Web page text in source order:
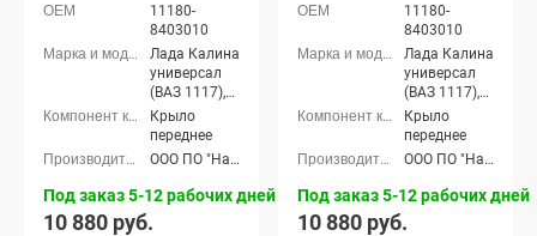
11180-
8403010
Лада Калина
универсал
(ВАЗ 1117),
Лада Калина
седан (ВАЗ
Калина
хэтчбек (ВАЗ
1119)
Крыло
переднее
ООО ПО "Начало"
Под заказ 5-12 рабочих дней
10 880 руб.
11180-
8403010
Лада Калина
универсал
(ВАЗ 1117),
Лада Калина
седан (ВАЗ
Калина
хэтчбек (ВАЗ
1119)
Крыло
переднее
ООО ПО "Начало"
Под заказ 5-12 рабочих дней
10 880 руб.